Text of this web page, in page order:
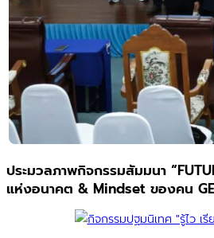
ประมวลภาพกิจกรรมสัมมนา
แห่งอนาคต & Mindset ของคน